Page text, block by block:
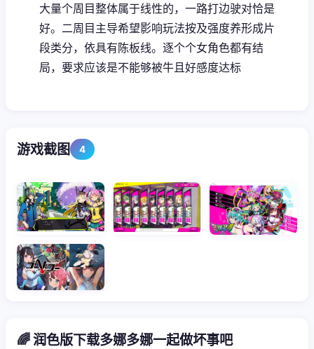
大量个周目整体属于线性的，一路打边驶对恰是
好。二周目主导希望影响玩法按及强度养形成片
段类分，依具有陈板线。逐个个女角色都有结
局，要求应该是不能够被牛且好感度达标
游戏截图 4
🌈 润色版下载多娜多娜一起做坏事吧